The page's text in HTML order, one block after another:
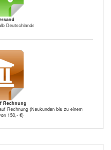
Deutschlands
Rechnung
Rechnung (Neukunden bis zu einem
150,- €)